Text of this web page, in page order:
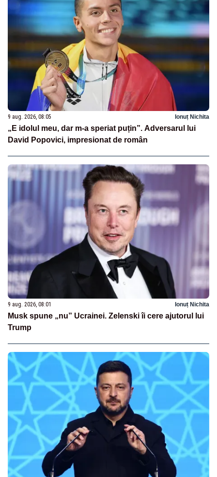
9 aug. 2026, 08:05 Ionuț Nichita
„E idolul meu, dar m-a speriat puțin”. Adversarul lui
David Popovici, impresionat de român
9 aug. 2026, 08:01 Ionuț Nichita
Musk spune „nu” Ucrainei. Zelenski îi cere ajutorul lui
Trump